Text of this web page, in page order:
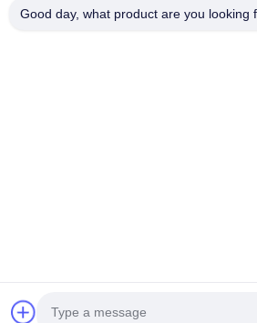
© 2026 HongKong LCM Construction Co.,
Good day, what product are you looking